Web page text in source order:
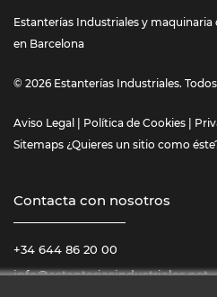
Estanterías Industriales y
en Barcelona
© 2026 Estanterías Industriales.
Aviso Legal Política de Cookies
Sitemaps ¿Quieres un sitio como
Contacta con nosotros
+34 644 86 20 00
info@estanteriasindustriales.net